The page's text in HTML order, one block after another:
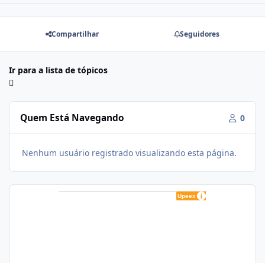
Compartilhar Seguidores
Ir para a lista de tópicos
Quem Está Navegando 0
Nenhum usuário registrado visualizando esta página.